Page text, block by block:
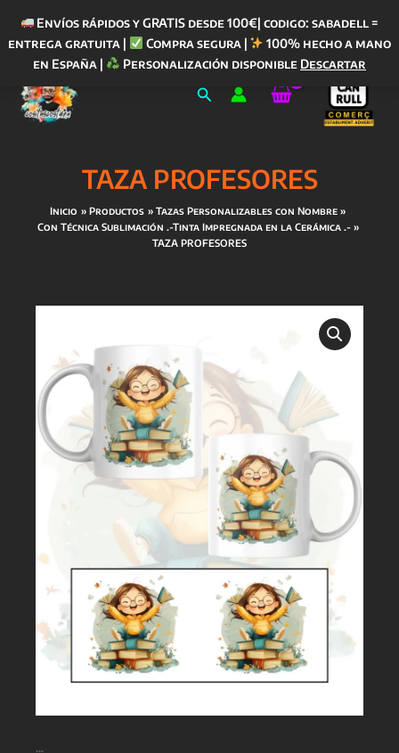
Envíos rápidos y GRATIS desde 100€| codigo: sabadell =
entrega gratuita |
Compra segura |
100% hecho a mano
en España |
Personalización disponible Descartar
contenido
Buscar
TAZA PROFESORES
Inicio Productos
Tazas Personalizables con Nombre
Con Técnica Sublimación .-Tinta Impregnada en la Cerámica .-
TAZA PROFESORES